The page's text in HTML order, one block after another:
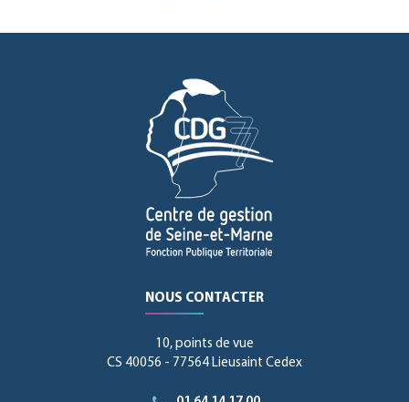
NOUS CONTACTER
10, points de vue
CS 40056 - 77564 Lieusaint Cedex